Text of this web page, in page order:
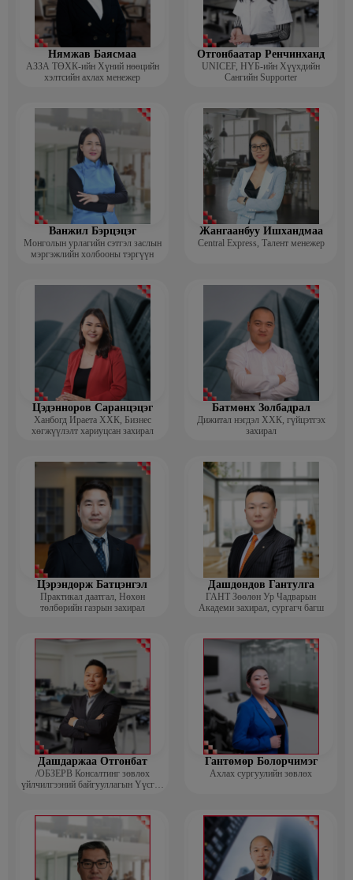
Нямжав Баясмаа
АЗЗА ТӨХК-ийн Хүний нөөцийн
хэлтсийн ахлах менежер
Отгонбаатар Ренчинханд
UNIСЕF, НҮБ-ийн Хүүхдийн
Сангийн Supporter
Ванжил Бэрцэцэг
Монголын урлагийн сэтгэл заслын
мэргэжлийн холбооны тэргүүн
Жангаанбуу Ишхандмаа
Central Express, Талент менежер
Цэдэнноров Саранцэцэг
Ханбогд Ираета ХХК, Бизнес
хөгжүүлэлт хариуцсан захирал
Батмөнх Золбадрал
Дижитал нэгдэл ХХК, гүйцэтгэх
захирал
Цэрэндорж Батцэнгэл
Практикал даатгал, Нөхөн
төлбөрийн газрын захирал
Дашдондов Гантулга
ГАНТ Зөөлөн Ур Чадварын
Академи захирал, сургагч багш
Дашдаржаа Отгонбат
/ОБЗЕРВ Консалтинг зөвлөх
үйлчилгээний байгууллагын Үүсгэн
Гантөмөр Болорчимэг
Ахлах сургуулийн зөвлөх